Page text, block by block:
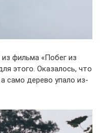
фильма «Побег из
этого. Оказалось, что
само дерево упало из-